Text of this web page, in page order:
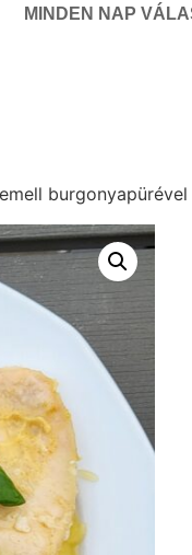
MINDEN NAP
burgonyapürével